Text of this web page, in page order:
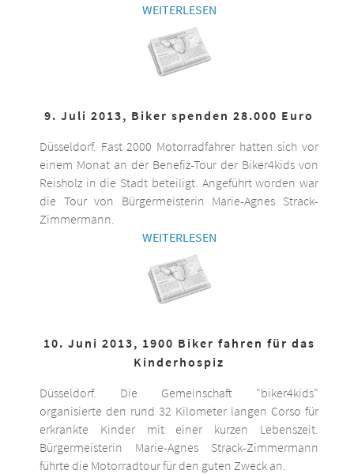
WEITERLESEN
9. Juli 2013, Biker spenden 28.000 Euro
Düsseldorf. Fast 2000 Motorradfahrer hatten sich vor
einem Monat an der Benefiz-Tour der Biker4kids von
Reisholz in die Stadt beteiligt. Angeführt worden war
die Tour von Bürgermeisterin Marie-Agnes Strack-
Zimmermann.
WEITERLESEN
10. Juni 2013, 1900 Biker fahren für das
Kinderhospiz
Düsseldorf. Die Gemeinschaft "biker4kids"
organisierte den rund 32 Kilometer langen Corso für
erkrankte Kinder mit einer kurzen Lebenszeit.
Bürgermeisterin Marie-Agnes Strack-Zimmermann
führte die Motorradtour für den guten Zweck an.